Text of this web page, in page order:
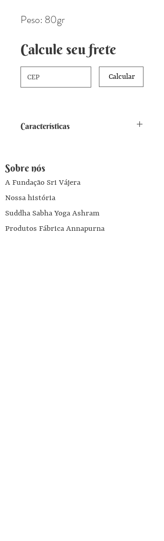
Peso: 80gr
Calcule seu frete
Calcular
Características
rende 16litros de chá
Sobre nós
A Fundação Sri Vájera
Nossa história
Suddha Sabha Yoga Ashram
Produtos Fábrica Annapurna